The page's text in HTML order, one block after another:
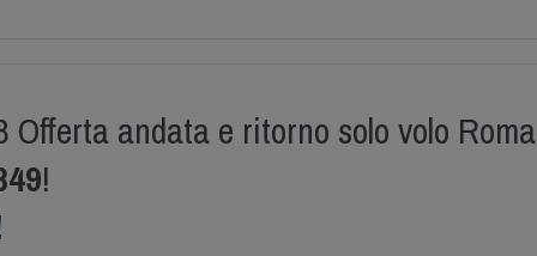
andata e ritorno solo volo Roma
!